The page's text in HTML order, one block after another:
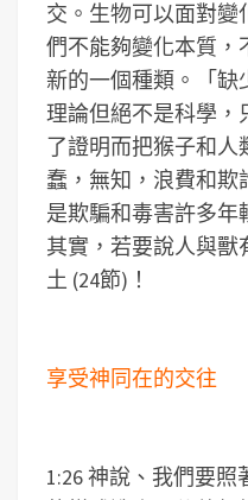
交。生物可以面對
們不能夠變化本質，
新的一個種類。「缺
理論但絕不是科學，
了證明而把猴子和人
蠢，無知，浪費和欺
是欺騙和毒害許多年
其實，若要說人與獸
土 (24節)！
享受神同在的交往
1:26 神說、我們要